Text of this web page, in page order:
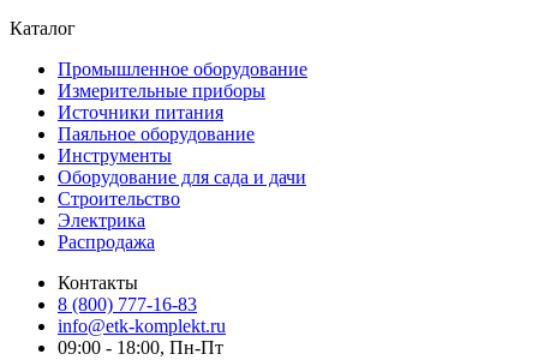
Каталог
Промышленное оборудование
Измерительные приборы
Источники питания
Паяльное оборудование
Инструменты
Оборудование для сада и дачи
Строительство
Электрика
Распродажа
Контакты
8 (800) 777-16-83
info@etk-komplekt.ru
09:00 - 18:00, Пн-Пт